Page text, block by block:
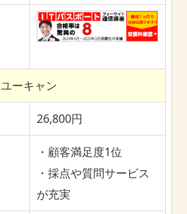
ユーキャン
26,800円
・顧客満足度1位
・採点や質問サービス
が充実